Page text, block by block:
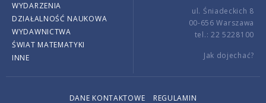
WYDARZENIA
DZIAŁALNOŚĆ NAUKOWA
WYDAWNICTWA
ŚWIAT MATEMATYKI
INNE
ul. Śniadeckich 8
00-656 Warszawa
tel.: 22 5228100
Jak dojechać?
DANE KONTAKTOWE REGULAMIN